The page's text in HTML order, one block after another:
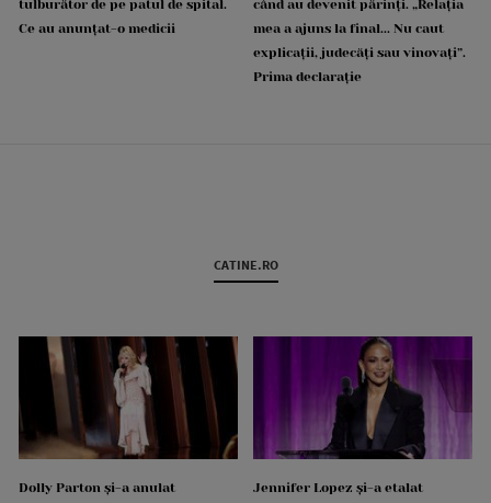
tulburător de pe patul de spital.
Ce au anunțat-o medicii
când au devenit părinți. „Relația
mea a ajuns la final... Nu caut
explicații, judecăți sau vinovați”.
Prima declarație
CATINE.RO
Dolly Parton și-a anulat
Jennifer Lopez și-a etalat